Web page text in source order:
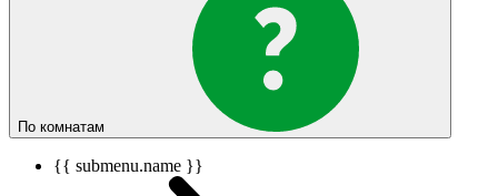
По комнатам
{{ submenu.name }}